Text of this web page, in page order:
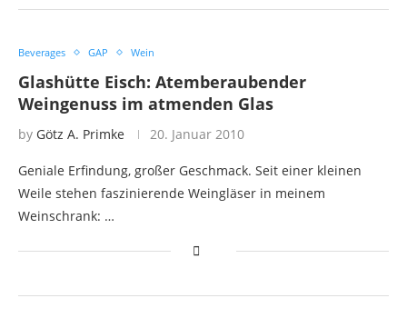
Beverages GAP Wein
Glashütte Eisch: Atemberaubender
Weingenuss im atmenden Glas
by Götz A. Primke 20. Januar 2010
Geniale Erfindung, großer Geschmack. Seit einer kleinen
Weile stehen faszinierende Weingläser in meinem
Weinschrank: …